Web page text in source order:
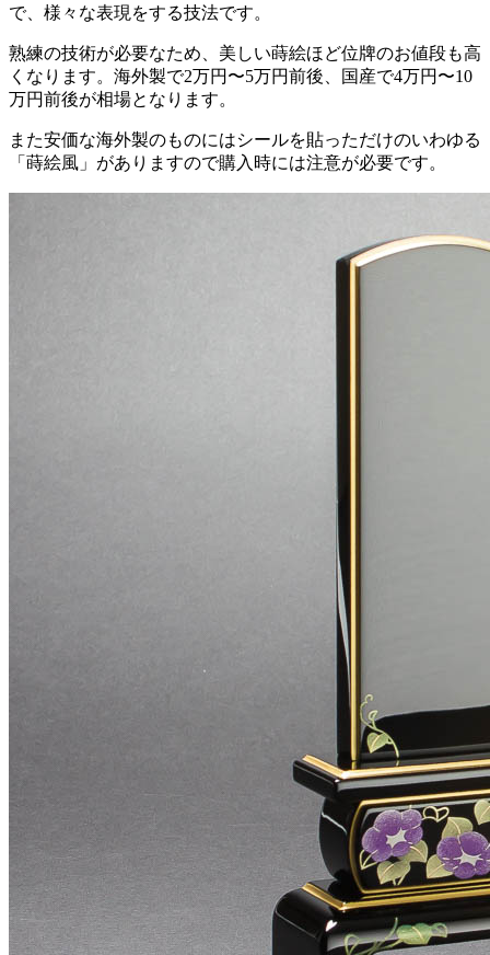
で、様々な表現をする技法です。
熟練の技術が必要なため、美しい蒔絵ほど位牌のお値段も高
くなります。海外製で2万円〜5万円前後、国産で4万円〜10
万円前後が相場となります。
また安価な海外製のものにはシールを貼っただけのいわゆる
「蒔絵風」がありますので購入時には注意が必要です。